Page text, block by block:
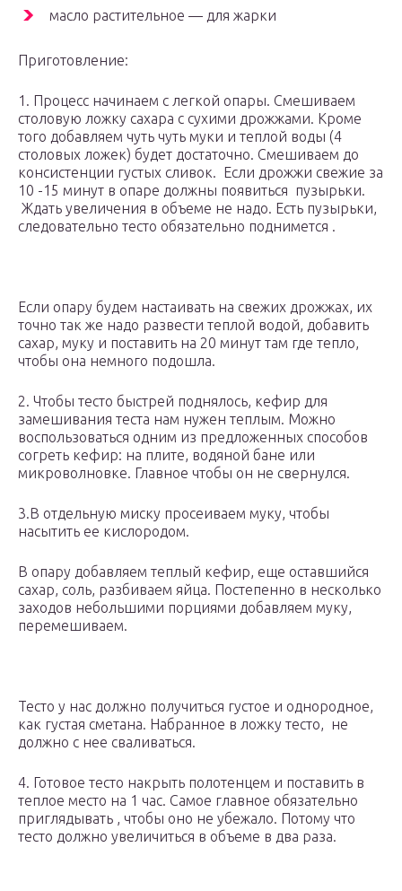
масло растительное — для жарки
Приготовление:
1. Процесс начинаем с легкой опары. Смешиваем
столовую ложку сахара с сухими дрожжами. Кроме
того добавляем чуть чуть муки и теплой воды (4
столовых ложек) будет достаточно. Смешиваем до
консистенции густых сливок. Если дрожжи свежие за
10 -15 минут в опаре должны появиться пузырьки.
Ждать увеличения в объеме не надо. Есть пузырьки,
следовательно тесто обязательно поднимется .
Если опару будем настаивать на свежих дрожжах, их
точно так же надо развести теплой водой, добавить
сахар, муку и поставить на 20 минут там где тепло,
чтобы она немного подошла.
2. Чтобы тесто быстрей поднялось, кефир для
замешивания теста нам нужен теплым. Можно
воспользоваться одним из предложенных способов
согреть кефир: на плите, водяной бане или
микроволновке. Главное чтобы он не свернулся.
3.В отдельную миску просеиваем муку, чтобы
насытить ее кислородом.
В опару добавляем теплый кефир, еще оставшийся
сахар, соль, разбиваем яйца. Постепенно в несколько
заходов небольшими порциями добавляем муку,
перемешиваем.
Тесто у нас должно получиться густое и однородное,
как густая сметана. Набранное в ложку тесто, не
должно с нее сваливаться.
4. Готовое тесто накрыть полотенцем и поставить в
теплое место на 1 час. Самое главное обязательно
приглядывать , чтобы оно не убежало. Потому что
тесто должно увеличиться в объеме в два раза.